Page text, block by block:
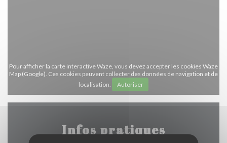
Pour afficher la carte interactive Waze, vous devez accepter les cookies Waze
Map (Google). Ces cookies peuvent collecter des données de navigation et de
localisation.
Autoriser
Infos pratiques